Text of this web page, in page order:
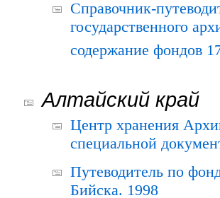
Справочник-
государственного
содержание фондов
Алтайский край
Центр хранения
специальной
Путеводитель по
Бийска. 1998